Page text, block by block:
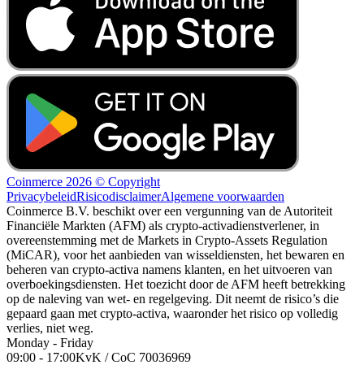
Coinmerce 2026 © Copyright
PrivacybeleidRisicodisclaimerAlgemene voorwaarden
Coinmerce B.V. beschikt over een vergunning van de Autoriteit
Financiële Markten (AFM) als crypto-activadienstverlener, in
overeenstemming met de Markets in Crypto-Assets Regulation
(MiCAR), voor het aanbieden van wisseldiensten, het bewaren en
beheren van crypto-activa namens klanten, en het uitvoeren van
overboekingsdiensten. Het toezicht door de AFM heeft betrekking
op de naleving van wet- en regelgeving. Dit neemt de risico’s die
gepaard gaan met crypto-activa, waaronder het risico op volledig
verlies, niet weg.
Monday - Friday
09:00 - 17:00KvK / CoC 70036969